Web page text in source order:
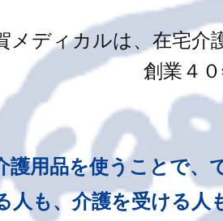
メディカルは、在宅
創業４
護用品を使うことで、
人も、介護を受ける